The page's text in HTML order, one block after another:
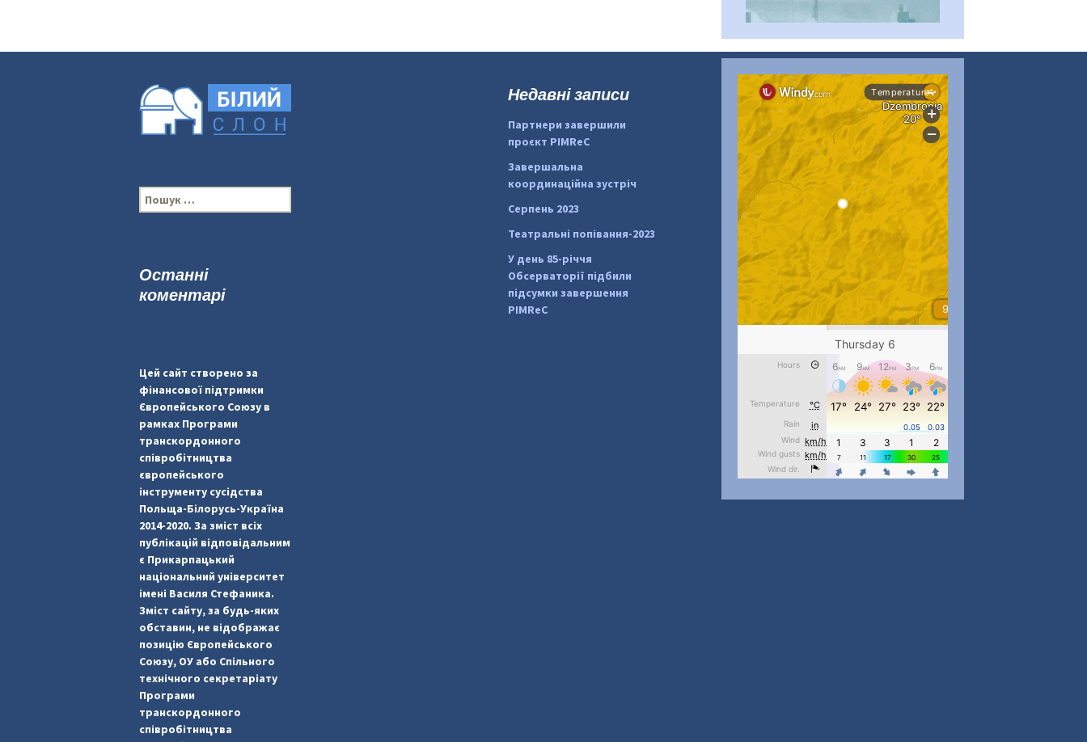
#PipIvanToday...
pimrec_project
#PipIvanToday...
pimrec_project
П
о
:
Недавні записи
Партнери завершили
проєкт PIMReC
Завершальна
координаційна зустріч
Серпень 2023
Театральні попівання-2023
У день 85-річчя
Обсерваторії підбили
підсумки завершення
PIMReC
Останні
коментарі
Цей сайт створено за
фінансової підтримки
Європейського Союзу в
рамках Програми
транскордонного
співробітництва
європейського
інструменту сусідства
Польща-Білорусь-Україна
2014-2020. За зміст всіх
публікацій відповідальним
є Прикарпацький
національний університет
імені Василя Стефаника.
Зміст сайту, за будь-яких
обставин, не відображає
позицію Європейського
Союзу, ОУ або Спільного
технічного секретаріату
Програми
транскордонного
співробітництва